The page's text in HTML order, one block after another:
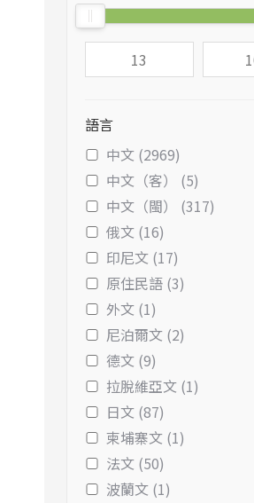
語言
中文 (2969)
中文（客） (5)
中文（閩） (317)
俄文 (16)
印尼文 (17)
原住民語 (3)
外文 (1)
尼泊爾文 (2)
德文 (9)
拉脫維亞文 (1)
日文 (87)
柬埔寨文 (1)
法文 (50)
波蘭文 (1)